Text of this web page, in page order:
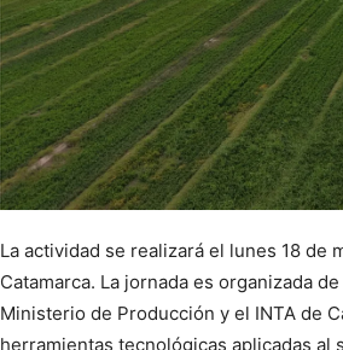
La actividad se realizará el lunes 18 de
Catamarca. La jornada es organizada
Ministerio de Producción y el INTA de
herramientas tecnológicas aplicadas al